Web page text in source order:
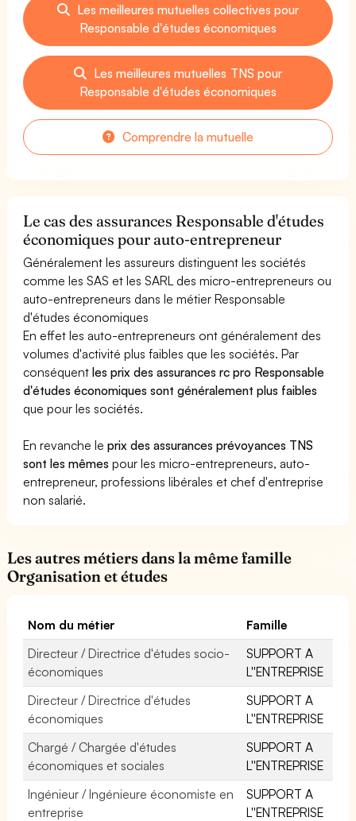
Les meilleures mutuelles collectives pour
Responsable d'études économiques
Les meilleures mutuelles TNS pour
Responsable d'études économiques
Comprendre la mutuelle
Le cas des assurances Responsable d'études
économiques pour auto-entrepreneur
Généralement les assureurs distinguent les sociétés
comme les SAS et les SARL des micro-entrepreneurs ou
auto-entrepreneurs dans le métier Responsable
d'études économiques
En effet les auto-entrepreneurs ont généralement des
volumes d'activité plus faibles que les sociétés. Par
conséquentles prix des assurances rc pro Responsable
d'études économiques sont généralement plus faibles
que pour les sociétés.
En revanche leprix des assurances prévoyances TNS
sont les mêmes pour les micro-entrepreneurs, auto-
entrepreneur, professions libérales et chef d'entreprise
non salarié.
Les autres métiers dans la même famille
Organisation et études
Nom du métier
Famille
Directeur / Directrice d'études socio-
économiques
SUPPORT A
L''ENTREPRISE
Directeur / Directrice d'études
économiques
SUPPORT A
L''ENTREPRISE
Chargé / Chargée d'études
économiques et sociales
SUPPORT A
L''ENTREPRISE
Ingénieur / Ingénieure économiste en
entreprise
SUPPORT A
L''ENTREPRISE